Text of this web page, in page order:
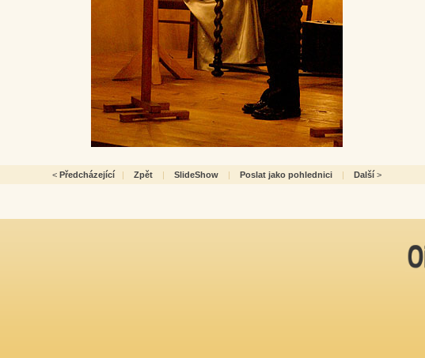
< Předcházející | Zpět | SlideShow | Poslat jako pohlednici | Další >